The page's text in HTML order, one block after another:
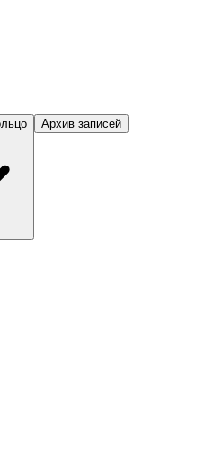
Архив записей